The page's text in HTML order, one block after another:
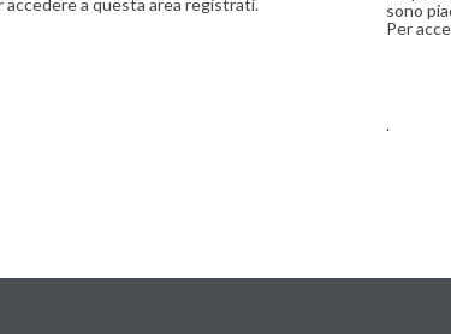
a questa area registrati.
sono
Per
.